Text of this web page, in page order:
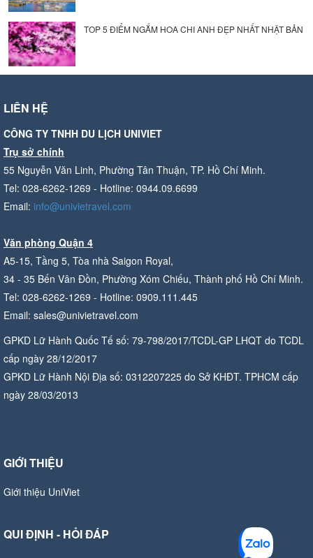
TOP 5 ĐIỂM NGẮM HOA CHI ANH ĐẸP NHẤT NHẬT BẢN
LIÊN HỆ
CÔNG TY TNHH DU LỊCH UNIVIET
Trụ sở chính
55 Nguyễn Văn Linh, Phường Tân Thuận, TP. Hồ Chí Minh.
Tel: 028-6262-1269 - Hotline: 0944.09.6699
Email: info@univietravel.com
Văn phòng Quận 4
A5-15, Tầng 5, Tòa nhà Saigon Royal,
34 - 35 Bến Vân Đồn, Phường Xóm Chiếu, Thành phố Hồ Chí Minh.
Tel: 028-6262-1269 - Hotline: 0909.111.445
Email: sales@univietravel.com
GPKD Lữ Hành Quốc Tế số: 79-798/2017/TCDL-GP LHQT do TCDL
cấp ngày 28/12/2017
GPKD Lữ Hành Nội Địa số: 0312207225 do Sở KHĐT. TPHCM cấp
ngày 28/03/2013
GIỚI THIỆU
Giới thiệu UniViet
QUI ĐỊNH - HỎI ĐÁP